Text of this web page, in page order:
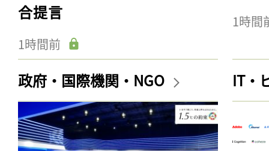
合提言
1時間前
1時間
政府・国際機関・NGO IT・